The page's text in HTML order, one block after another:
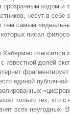
прозрачным кодом и
несут в себе
тем самым
которых писал
Хабермас относился
известной долей
единой
только тех, кто с
всех неугодных.